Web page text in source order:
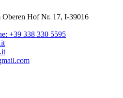
Oberen Hof Nr. 17, I-39016
+39 338 330 5595